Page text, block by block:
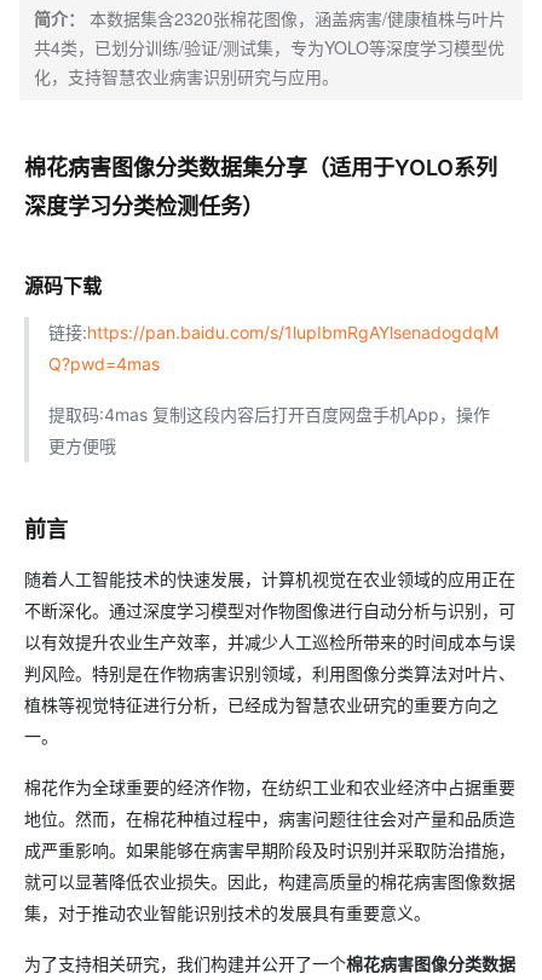
简介：
本数据集含2320张棉花图像，涵盖病害/健康植株与叶片
共4类，已划分训练/验证/测试集，专为YOLO等深度学习模型优
化，支持智慧农业病害识别研究与应用。
棉花病害图像分类数据集分享（适用于YOLO系列
深度学习分类检测任务）
源码下载
链接:https://pan.baidu.com/s/1lupIbmRgAYlsenadogdqM
Q?pwd=4mas
提取码:4mas 复制这段内容后打开百度网盘手机App，操作
更方便哦
前言
随着人工智能技术的快速发展，计算机视觉在农业领域的应用正在
不断深化。通过深度学习模型对作物图像进行自动分析与识别，可
以有效提升农业生产效率，并减少人工巡检所带来的时间成本与误
判风险。特别是在作物病害识别领域，利用图像分类算法对叶片、
植株等视觉特征进行分析，已经成为智慧农业研究的重要方向之
一。
棉花作为全球重要的经济作物，在纺织工业和农业经济中占据重要
地位。然而，在棉花种植过程中，病害问题往往会对产量和品质造
成严重影响。如果能够在病害早期阶段及时识别并采取防治措施，
就可以显著降低农业损失。因此，构建高质量的棉花病害图像数据
集，对于推动农业智能识别技术的发展具有重要意义。
为了支持相关研究，我们构建并公开了一个棉花病害图像分类数据